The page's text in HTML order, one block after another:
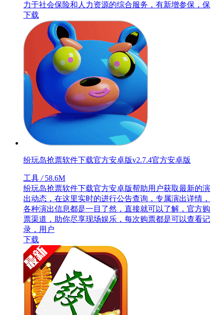
力于社会保险和人力资源的综合服务，有新增参保，保
下载
纷玩岛抢票软件下载官方安卓版v2.7.4官方安卓版
工具/58.6M
纷玩岛抢票软件下载官方安卓版帮助用户获取最新的演
出动态，在这里实时的进行公告查询，专属演出详情，
各种演出信息都是一目了然，直接就可以了解，官方购
票渠道，助你尽享现场娱乐，每次购票都是可以查看记
录，用户
下载